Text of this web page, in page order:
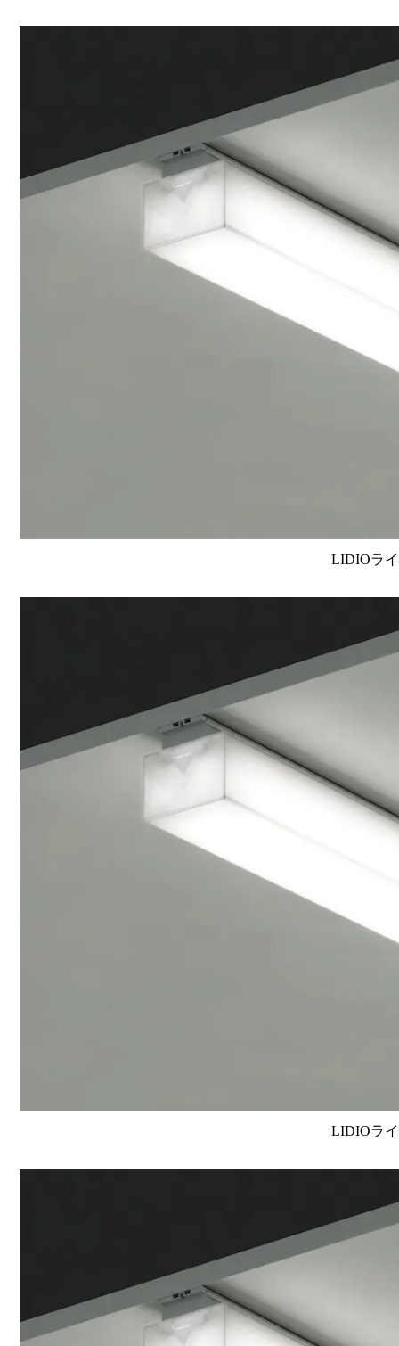
LIDIOラ
LIDIOラ